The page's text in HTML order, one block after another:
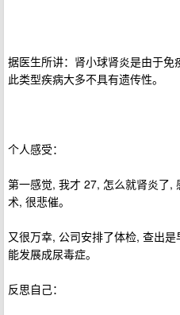
据医生所讲：肾小球肾炎是由于
此类型疾病大多不具有遗传性。
个人感受：
第一感觉, 我才 27, 怎么就肾炎了,
术, 很悲催。
又很万幸, 公司安排了体检, 查出
能发展成尿毒症。
反思自己：